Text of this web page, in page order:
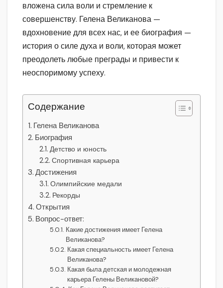
вложена сила воли и стремление к
совершенству. Гелена Великанова —
вдохновение для всех нас, и ее биография —
история о силе духа и воли, которая может
преодолеть любые преграды и привести к
неоспоримому успеху.
Содержание
Гелена Великанова
Биография
Детство и юность
Спортивная карьера
Достижения
Олимпийские медали
Рекорды
Открытия
Вопрос-ответ:
Какие достижения имеет Гелена
Великанова?
Какая специальность имеет Гелена
Великанова?
Какая была детская и молодежная
карьера Гелены Великановой?